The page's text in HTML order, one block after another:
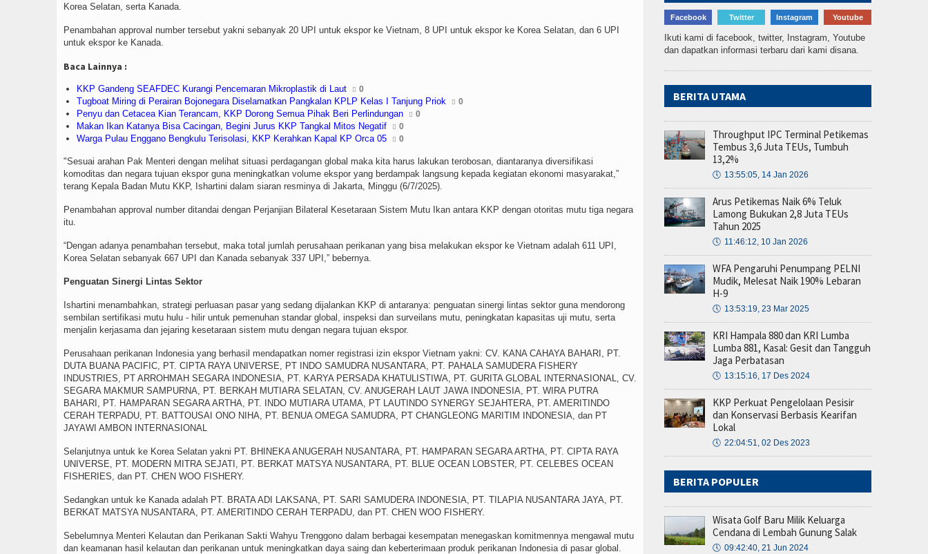
Korea Selatan, serta Kanada.
Penambahan approval number tersebut yakni sebanyak 20 UPI untuk ekspor ke Vietnam, 8 UPI untuk ekspor ke Korea Selatan, dan 6 UPI
untuk ekspor ke Kanada.
Baca Lainnya :
KKP Gandeng SEAFDEC Kurangi Pencemaran Mikroplastik di Laut 0
Tugboat Miring di Perairan Bojonegara Diselamatkan Pangkalan KPLP Kelas I Tanjung Priok 0
Penyu dan Cetacea Kian Terancam, KKP Dorong Semua Pihak Beri Perlindungan 0
Makan Ikan Katanya Bisa Cacingan, Begini Jurus KKP Tangkal Mitos Negatif 0
Warga Pulau Enggano Bengkulu Terisolasi, KKP Kerahkan Kapal KP Orca 05 0
"Sesuai arahan Pak Menteri dengan melihat situasi perdagangan global maka kita harus lakukan terobosan, diantaranya diversifikasi
komoditas dan negara tujuan ekspor guna meningkatkan volume ekspor yang berdampak langsung kepada kegiatan ekonomi masyarakat,”
terang Kepala Badan Mutu KKP, Ishartini dalam siaran resminya di Jakarta, Minggu (6/7/2025).
Penambahan approval number ditandai dengan Perjanjian Bilateral Kesetaraan Sistem Mutu Ikan antara KKP dengan otoritas mutu tiga negara
itu.
“Dengan adanya penambahan tersebut, maka total jumlah perusahaan perikanan yang bisa melakukan ekspor ke Vietnam adalah 611 UPI,
Korea Selatan sebanyak 667 UPI dan Kanada sebanyak 337 UPI,” bebernya.
Penguatan Sinergi Lintas Sektor
Ishartini menambahkan, strategi perluasan pasar yang sedang dijalankan KKP di antaranya: penguatan sinergi lintas sektor guna mendorong
sembilan sertifikasi mutu hulu - hilir untuk pemenuhan standar global, inspeksi dan surveilans mutu, peningkatan kapasitas uji mutu, serta
menjalin kerjasama dan jejaring kesetaraan sistem mutu dengan negara tujuan ekspor.
Perusahaan perikanan Indonesia yang berhasil mendapatkan nomer registrasi izin ekspor Vietnam yakni: CV. KANA CAHAYA BAHARI, PT.
DUTA BUANA PACIFIC, PT. CIPTA RAYA UNIVERSE, PT INDO SAMUDRA NUSANTARA, PT. PAHALA SAMUDERA FISHERY
INDUSTRIES, PT ARROHMAH SEGARA INDONESIA, PT. KARYA PERSADA KHATULISTIWA, PT. GURITA GLOBAL INTERNASIONAL, CV.
SEGARA MAKMUR SAMPURNA, PT. BERKAH MUTIARA SELATAN, CV. ANUGERAH LAUT JAWA INDONESIA, PT. WIRA PUTRA
BAHARI, PT. HAMPARAN SEGARA ARTHA, PT. INDO MUTIARA UTAMA, PT LAUTINDO SYNERGY SEJAHTERA, PT. AMERITINDO
CERAH TERPADU, PT. BATTOUSAI ONO NIHA, PT. BENUA OMEGA SAMUDRA, PT CHANGLEONG MARITIM INDONESIA, dan PT
JAYAWI AMBON INTERNASIONAL
Selanjutnya untuk ke Korea Selatan yakni PT. BHINEKA ANUGERAH NUSANTARA, PT. HAMPARAN SEGARA ARTHA, PT. CIPTA RAYA
UNIVERSE, PT. MODERN MITRA SEJATI, PT. BERKAT MATSYA NUSANTARA, PT. BLUE OCEAN LOBSTER, PT. CELEBES OCEAN
FISHERIES, dan PT. CHEN WOO FISHERY.
Sedangkan untuk ke Kanada adalah PT. BRATA ADI LAKSANA, PT. SARI SAMUDERA INDONESIA, PT. TILAPIA NUSANTARA JAYA, PT.
BERKAT MATSYA NUSANTARA, PT. AMERITINDO CERAH TERPADU, dan PT. CHEN WOO FISHERY.
Sebelumnya Menteri Kelautan dan Perikanan Sakti Wahyu Trenggono dalam berbagai kesempatan menegaskan komitmennya mengawal mutu
dan keamanan hasil kelautan dan perikanan untuk meningkatkan daya saing dan keberterimaan produk perikanan Indonesia di pasar global.
Facebook Twitter Instagram Youtube
Ikuti kami di facebook, twitter, Instagram, Youtube
dan dapatkan informasi terbaru dari kami disana.
BERITA UTAMA
Throughput IPC Terminal Petikemas
Tembus 3,6 Juta TEUs, Tumbuh
13,2%
🕔 13:55:05, 14 Jan 2026
Arus Petikemas Naik 6% Teluk
Lamong Bukukan 2,8 Juta TEUs
Tahun 2025
🕔 11:46:12, 10 Jan 2026
WFA Pengaruhi Penumpang PELNI
Mudik, Melesat Naik 190% Lebaran
H-9
🕔 13:53:19, 23 Mar 2025
KRI Hampala 880 dan KRI Lumba
Lumba 881, Kasal: Gesit dan Tangguh
Jaga Perbatasan
🕔 13:15:16, 17 Des 2024
KKP Perkuat Pengelolaan Pesisir
dan Konservasi Berbasis Kearifan
Lokal
🕔 22:04:51, 02 Des 2023
BERITA POPULER
Wisata Golf Baru Milik Keluarga
Cendana di Lembah Gunung Salak
🕔 09:42:40, 21 Jun 2024